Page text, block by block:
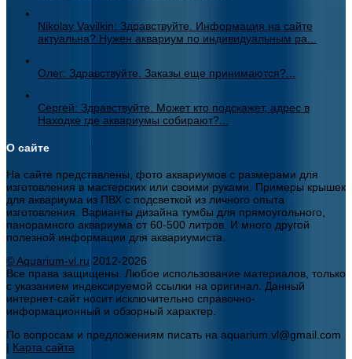
Nikolay Vavilkin: Здравствуйте. Информация на сайте
актуальна? Нужен аквариум по индивидуальным ра...
Олег: Здравствуйте. Заказы еще принимаются?...
Сергей: Здравствуйте. Может кто подскажет, адрес в
Находке где аквариумы собирают?...
О сайте
На сайте представлены, фото аквариумов с размерами для
изготовления в мастерских или своими руками. Примеры крышек
для аквариума из ПВХ с подсветкой из личного опыта
изготовления. Варианты дизайна тумбы для прямоугольного,
панорамного аквариума от 60-500 литров. И много другой
полезной информации для аквариумиста.
© Aquarium-vl.ru 2012-2026
Все права защищены. Любое использование материалов, только
с указанием индексируемой ссылки на оригинал. Данный
интернет-сайт носит исключительно справочно-
информационный и обзорный характер.
По вопросам и предложениям писать на aquarium.vl@gmail.com
| Карта сайта